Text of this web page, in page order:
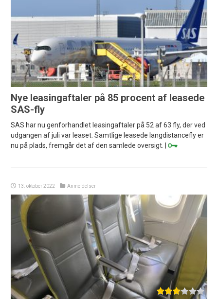
Nye leasingaftaler på 85 procent af leasede
SAS-fly
SAS har nu genforhandlet leasingaftaler på 52 af 63 fly, der ved
udgangen af juli var leaset. Samtlige leasede langdistancefly er
nu på plads, fremgår det af den samlede oversigt. |
13. oktober 2022 Anmeldelser